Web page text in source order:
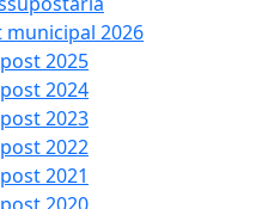
municipal 2026
2025
2024
2023
2022
2021